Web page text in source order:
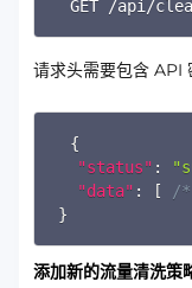
GET /api/
请求头需要包含 API
{
"status" :
"data" : [
/*
}
添加新的流量清洗策